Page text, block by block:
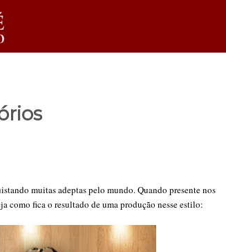
muitas adeptas pelo mundo. Quando presente nos
como fica o resultado de uma produção nesse estilo: